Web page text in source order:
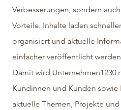
Verbesserungen, sondern
Vorteile. Inhalte laden
organisiert und aktuelle
einfacher veröffentlicht
Damit wird Unternehmen1230
Kundinnen und Kunden sowie
aktuelle Themen, Projekte